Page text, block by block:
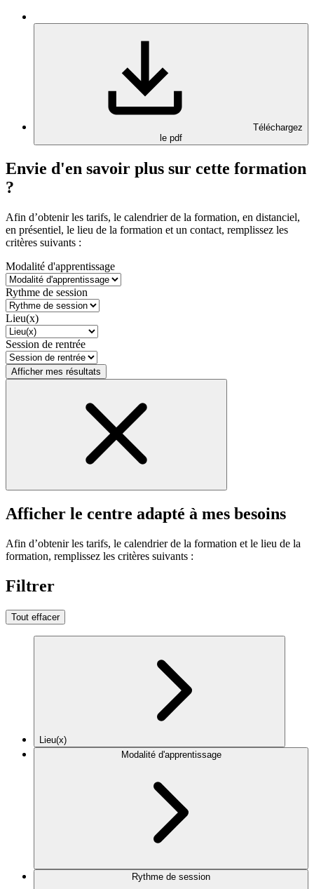
Téléchargez
le pdf
Envie d'en savoir plus sur cette formation
?
Afin d’obtenir les tarifs, le calendrier de la formation, en distanciel,
en présentiel, le lieu de la formation et un contact, remplissez les
critères suivants :
Modalité d'apprentissage
Rythme de session
Lieu(x)
Session de rentrée
Afficher mes résultats
Afficher le centre adapté à mes besoins
Afin d’obtenir les tarifs, le calendrier de la formation et le lieu de la
formation, remplissez les critères suivants :
Filtrer
Tout effacer
Lieu(x)
Modalité d'apprentissage
Rythme de session